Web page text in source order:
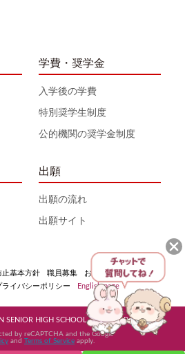
学費・奨学金
入学後の学費
特別奨学生制度
公的機関の奨学金制度
出願
出願の流れ
出願サイト
止基本方針 職員募集
お問い合わせ
ライバシーポリシー English page
SENIOR HIGH SCHOOL All Rights Reserved
by reCAPTCHA and the Google
and Terms of Service apply.